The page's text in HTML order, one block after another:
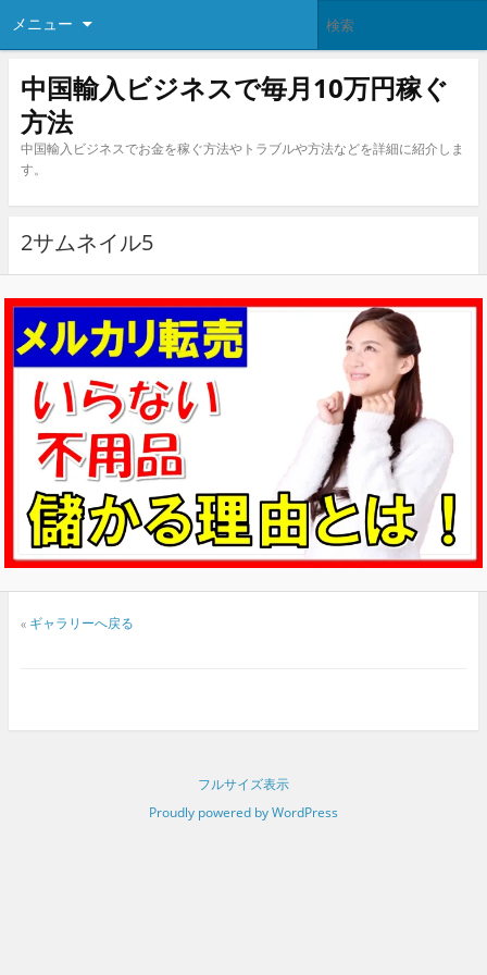
メニュー
中国輸入ビジネスで毎月10万円稼ぐ
方法
中国輸入ビジネスでお金を稼ぐ方法やトラブルや方法などを詳細に紹介しま
す。
2サムネイル5
« ギャラリーへ戻る
フルサイズ表示
Proudly powered by WordPress